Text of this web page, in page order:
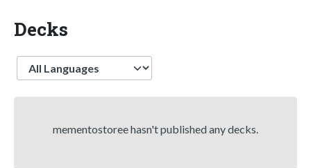
Decks
Language
mementostoree hasn't published any decks.